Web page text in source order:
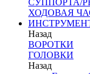
СУППОРТА/
ХОДОВАЯ
Назад
ВОРОТКИ
ГОЛОВКИ
Назад